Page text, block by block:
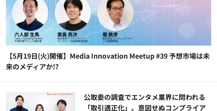
【5月19日(火)開催】Media Innovation Meetup #39 予想市場は未
来のメディアか!?
公​​取委の調査でエンタメ業界に問われる
「取引適正化」。意図せぬコンプライア